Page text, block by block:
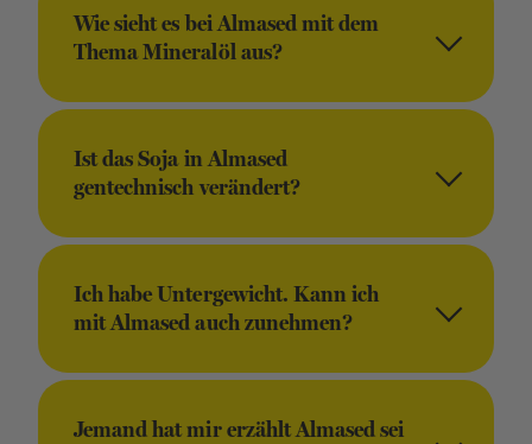
Wie sieht es bei Almased mit dem
Thema Mineralöl aus?
Ist das Soja in Almased
gentechnisch verändert?
Ich habe Untergewicht. Kann ich
mit Almased auch zunehmen?
Jemand hat mir erzählt Almased sei